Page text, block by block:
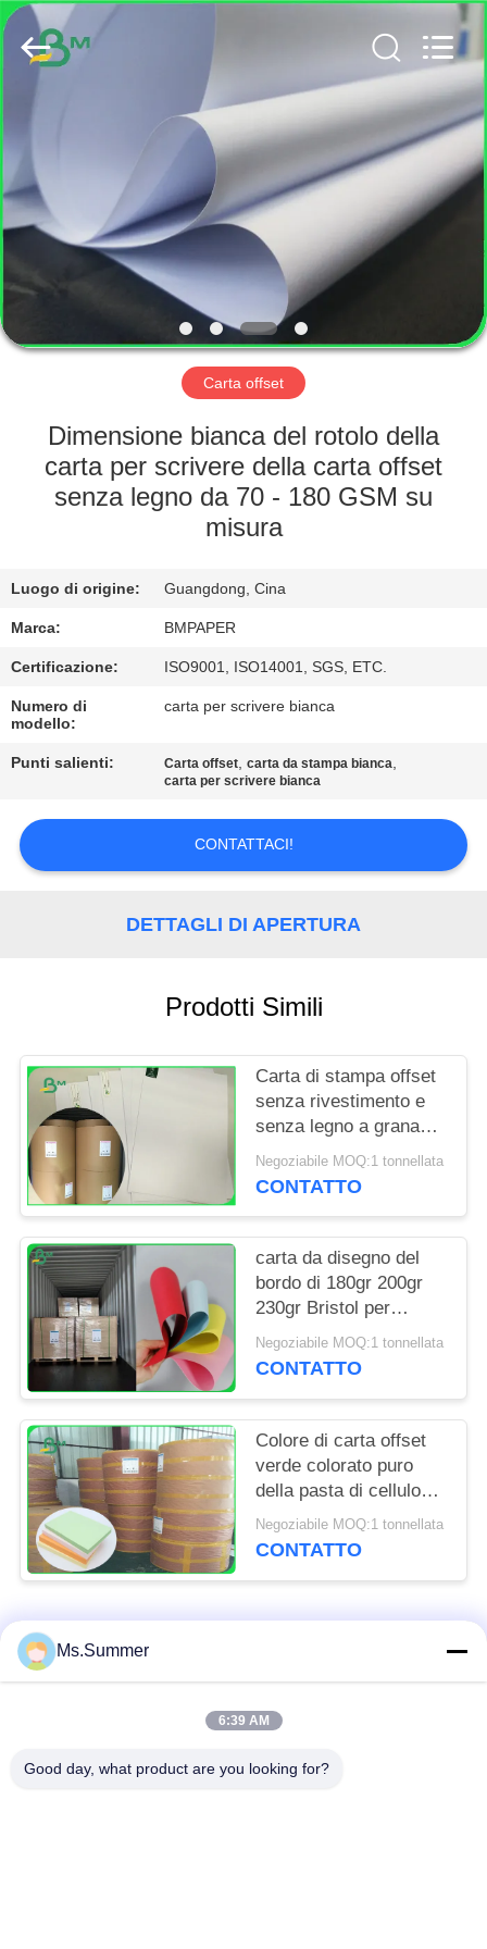
CASA
PRODOTTI
CIRCA
NOI
GIRO
FABBRICA
CONTROLLO
CONTATTICI
NOTIZIE
CASI
MAPPA
DEL
GUANGZHOU
BMPAPER
LTD..
Carta offset
Dimensione bianca del rotolo della
carta per scrivere della carta offset
senza legno da 70 - 180 GSM su
misura
Luogo di origine: Guangdong, Cina
Marca: BMPAPER
Certificazione: ISO9001, ISO14001, SGS, ETC.
Numero di
modello:
carta per scrivere bianca
Punti salienti: Carta offset,carta da stampa bianca,
carta per scrivere bianca
CONTATTACI!
DETTAGLI DI APERTURA
Prodotti Simili
Carta di stampa offset
senza rivestimento e
senza legno a grana
lunga, con elevata
bianchezza
Negoziabile MOQ:1 tonnellata
CONTATTO
carta da disegno del
bordo di 180gr 200gr
230gr Bristol per
rendere le alette di
filatoio degradabili
Negoziabile MOQ:1 tonnellata
CONTATTO
Colore di carta offset
verde colorato puro
della pasta di cellulosa
del FSC designato
70CM 100CM
Negoziabile MOQ:1 tonnellata
CONTATTO
Categorie popolari
rotolo marrone della
Ms.Summer
6:39 AM
Good day, what product are you looking for?